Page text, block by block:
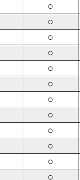
○
○
○
○
○
○
○
○
○
○
○
○